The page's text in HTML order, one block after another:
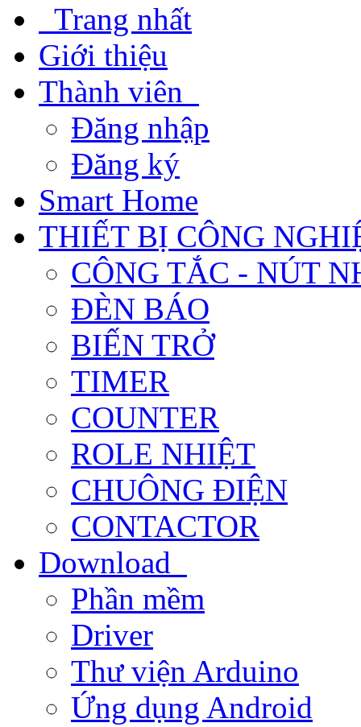
Trang nhất
Giới thiệu
Thành viên
Đăng nhập
Đăng ký
Smart Home
THIẾT BỊ CÔNG
CÔNG TẮC - NÚT
ĐÈN BÁO
BIẾN TRỞ
TIMER
COUNTER
ROLE NHIỆT
CHUÔNG ĐIỆN
CONTACTOR
Download
Phần mềm
Driver
Thư viện Arduino
Ứng dụng Android